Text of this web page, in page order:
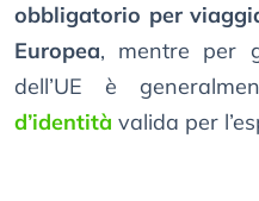
obbligatorio per
Europea, mentre per
dell’UE è
d’identità valida per